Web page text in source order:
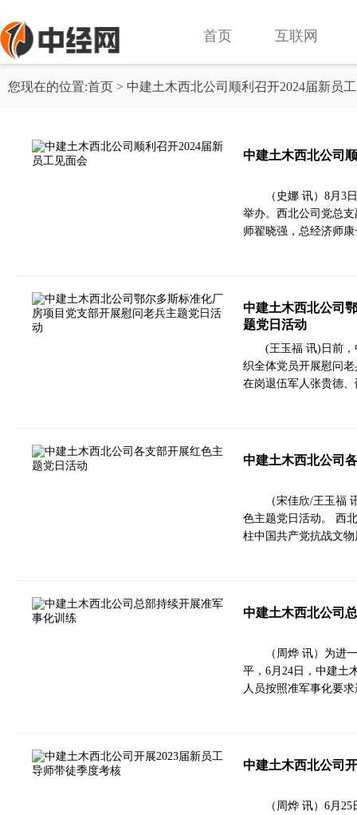
首页 互联网
您现在的位置:首页 > 中建土木西北公司顺利召开2024届新员
中建土木西北公司
（史娜 讯）8月3
举办。西北公司党总
师翟晓强，总经济师
中建土木西北公司
题党日活动
(王玉福 讯)日前
织全体党员开展慰问
在岗退伍军人张贵德
中建土木西北公司
（宋佳欣/王玉福
色主题党日活动。 西
柱中国共产党抗战文
中建土木西北公司
（周烨 讯）为进
平，6月24日，中建土
人员按照准军事化要
中建土木西北公司
（周烨 讯）6月